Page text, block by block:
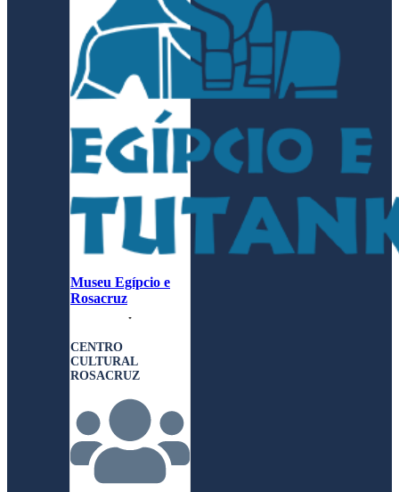
Museu Egípcio e
Rosacruz
CENTRO
CULTURAL
ROSACRUZ